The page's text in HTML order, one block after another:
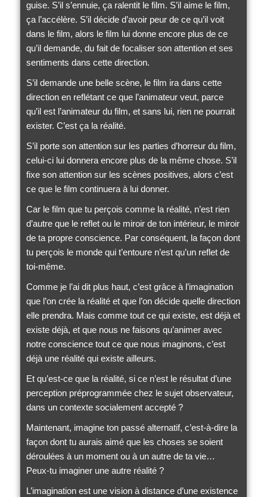
guise. S’il s’ennuie, ça ralentit le film. S’il aime le film,
ça l’accélère. S’il décide d’avoir peur de ce qu’il voit
dans le film, alors le film lui donne encore plus de ce
qu’il demande, du fait de focaliser son attention et ses
sentiments dans cette direction.
S’il demande une belle scène, le film ira dans cette
direction en reflétant ce que l’animateur veut, parce
qu’il est l’animateur du film, et sans lui, rien ne pourrait
exister. C’est ça la réalité.
S’il porte son attention sur les parties d’horreur du film,
celui-ci lui donnera encore plus de la même chose. S’il
fixe son attention sur les scènes positives, alors c’est
ce que le film continuera à lui donner.
Car le film que tu perçois comme la réalité, n’est rien
d’autre que le reflet ou le miroir de ton intérieur, le miroir
de ta propre conscience. Par conséquent, la façon dont
tu perçois le monde qui t’entoure n’est qu’un reflet de
toi-même.
Comme je l’ai dit plus haut, c’est grâce à l’imagination
que l’on crée la réalité et que l’on décide quelle direction
elle prendra. Mais comme tout ce qui existe, est déjà et
existe déjà, et que nous ne faisons qu’animer avec
notre conscience tout ce que nous imaginons, c’est
déjà une réalité qui existe ailleurs.
Et qu’est-ce que la réalité, si ce n’est le résultat d’une
perception préprogrammée chez le sujet observateur,
dans un contexte socialement accepté ?
Maintenant, imagine ton passé alternatif, c’est-à-dire la
façon dont tu aurais aimé que les choses se soient
déroulées à un moment ou à un autre de ta vie…
Peux-tu imaginer une autre réalité ?
L’imagination est une vision à distance d’une existence